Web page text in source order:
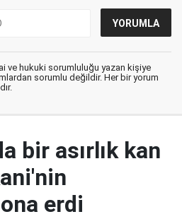
ve hukuki sorumluluğu yazan kişiye
sorumlu değildir. Her bir yorum
bir asırlık kan
erdi